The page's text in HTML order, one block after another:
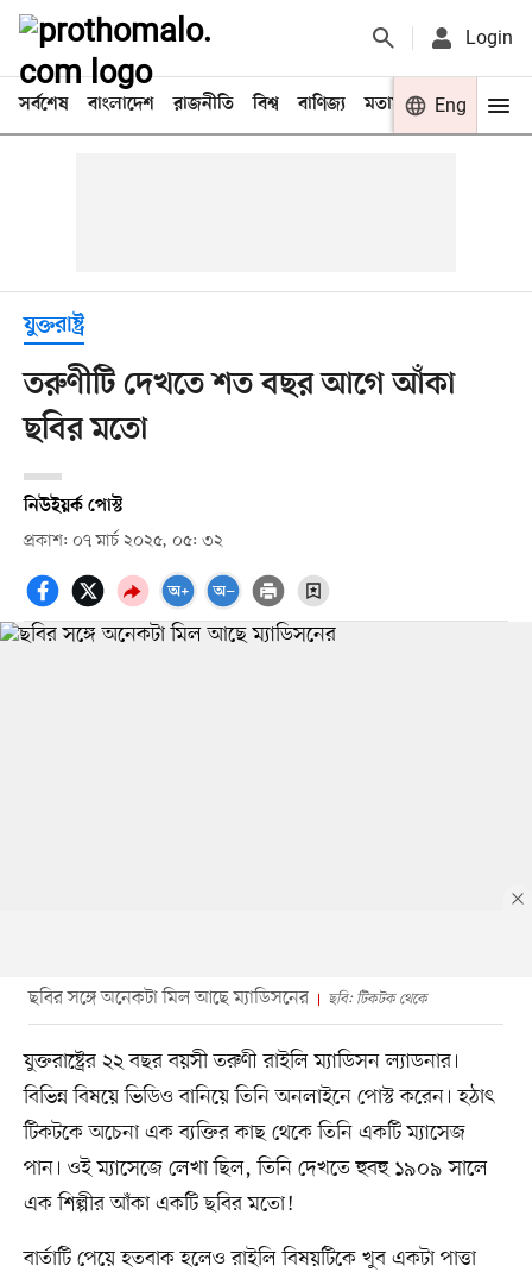
Login
সর্বশেষ বাংলাদেশ রাজনীতি বিশ্ব বাণিজ্য মতামত খেলা
Eng
যুক্তরাষ্ট্র
তরুণীটি দেখতে শত বছর আগে আঁকা
ছবির মতো
নিউইয়র্ক পোস্ট
প্রকাশ: ০৭ মার্চ ২০২৫, ০৫: ৩২
ছবির সঙ্গে অনেকটা মিল আছে ম্যাডিসনের ছবি: টিকটক থেকে
যুক্তরাষ্ট্রের ২২ বছর বয়সী তরুণী রাইলি ম্যাডিসন ল্যাডনার।
বিভিন্ন বিষয়ে ভিডিও বানিয়ে তিনি অনলাইনে পোস্ট করেন। হঠাৎ
টিকটকে অচেনা এক ব্যক্তির কাছ থেকে তিনি একটি ম্যাসেজ
পান। ওই ম্যাসেজে লেখা ছিল, তিনি দেখতে হুবহু ১৯০৯ সালে
এক শিল্পীর আঁকা একটি ছবির মতো!
বার্তাটি পেয়ে হতবাক হলেও রাইলি বিষয়টিকে খুব একটা পাত্তা